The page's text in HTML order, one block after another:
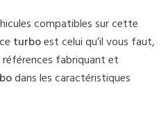
compatibles sur cette
turboest celui qu’il vous faut,
références fabriquant et
dans les caractéristiques